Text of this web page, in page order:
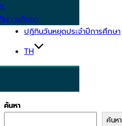
.
นการศึกษา
ปฏิทินวันหยุดประจำปีการศึกษา
TH
ค้นหา
ค้นหา